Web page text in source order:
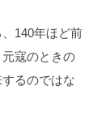
140年ほど前
寇のときの
るのではな